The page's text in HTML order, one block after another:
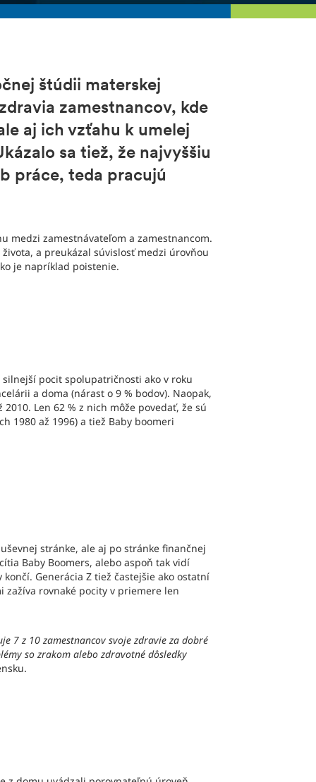
štúdii materskej
zamestnancov, kde
aj ich vzťahu k umelej
sa tiež, že najvyššiu
práce, teda pracujú
medzi zamestnávateľom a zamestnancom.
a preukázal súvislosť medzi úrovňou
je napríklad poistenie.
pocit spolupatričnosti ako v roku
a doma (nárast o 9 % bodov). Naopak,
Len 62 % z nich môže povedať, že sú
1980 až 1996) a tiež Baby boomeri
stránke, ale aj po stránke finančnej
Baby Boomers, alebo aspoň tak vidí
Generácia Z tiež častejšie ako ostatní
rovnaké pocity v priemere len
7 z 10 zamestnancov svoje zdravie za dobré
so zrakom alebo zdravotné dôsledky